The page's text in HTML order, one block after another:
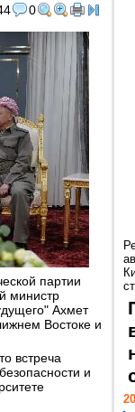
0
партии
министр
Ахмет
Востоке и
встреча
и